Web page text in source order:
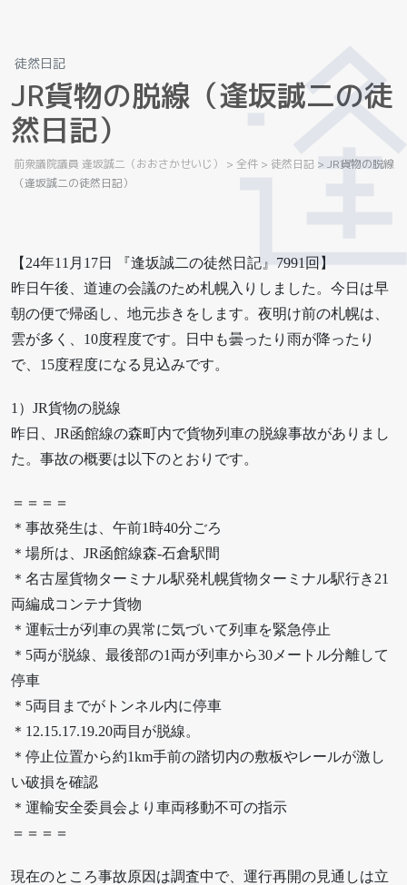
徒然日記
JR貨物の脱線 （逢坂誠二の徒
然日記）
前衆議院議員 逢坂誠二（おおさかせいじ） > 全件 > 徒然日記 >JR貨物の脱線
（逢坂誠二の徒然日記）
【24年11月17日 『逢坂誠二の徒然日記』7991回】
昨日午後、道連の会議のため札幌入りしました。今日は早
朝の便で帰函し、地元歩きをします。夜明け前の札幌は、
雲が多く、10度程度です。日中も曇ったり雨が降ったり
で、15度程度になる見込みです。
1）JR貨物の脱線
昨日、JR函館線の森町内で貨物列車の脱線事故がありまし
た。事故の概要は以下のとおりです。
＝＝＝＝
＊事故発生は、午前1時40分ごろ
＊場所は、JR函館線森-石倉駅間
＊名古屋貨物ターミナル駅発札幌貨物ターミナル駅行き21
両編成コンテナ貨物
＊運転士が列車の異常に気づいて列車を緊急停止
＊5両が脱線、最後部の1両が列車から30メートル分離して
停車
＊5両目までがトンネル内に停車
＊12.15.17.19.20両目が脱線。
＊停止位置から約1km手前の踏切内の敷板やレールが激し
い破損を確認
＊運輸安全委員会より車両移動不可の指示
＝＝＝＝
現在のところ事故原因は調査中で、運行再開の見通しは立